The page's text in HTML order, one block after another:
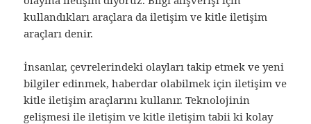
kullandıkları araçlara da iletişim ve kitle iletişim
araçları denir.
İnsanlar, çevrelerindeki olayları takip etmek ve yeni
bilgiler edinmek, haberdar olabilmek için iletişim ve
kitle iletişim araçlarını kullanır. Teknolojinin
gelişmesi ile iletişim ve kitle iletişim tabii ki kolay